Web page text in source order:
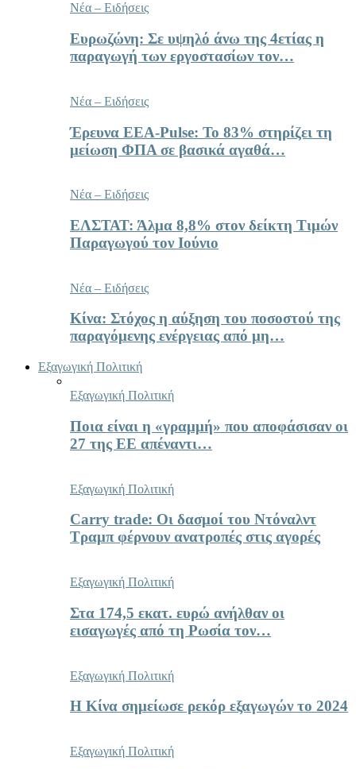
Νέα – Ειδήσεις
Ευρωζώνη: Σε υψηλό άνω της 4ετίας η
παραγωγή των εργοστασίων τον…
Νέα – Ειδήσεις
Έρευνα ΕΕΑ-Pulse: Το 83% στηρίζει τη
μείωση ΦΠΑ σε βασικά αγαθά…
Νέα – Ειδήσεις
ΕΛΣΤΑΤ: Άλμα 8,8% στον δείκτη Τιμών
Παραγωγού τον Ιούνιο
Νέα – Ειδήσεις
Κίνα: Στόχος η αύξηση του ποσοστού της
παραγόμενης ενέργειας από μη…
Εξαγωγική Πολιτική
Εξαγωγική Πολιτική
Ποια είναι η «γραμμή» που αποφάσισαν οι
27 της ΕΕ απέναντι…
Εξαγωγική Πολιτική
Carry trade: Οι δασμοί του Ντόναλντ
Τραμπ φέρνουν ανατροπές στις αγορές
Εξαγωγική Πολιτική
Στα 174,5 εκατ. ευρώ ανήλθαν οι
εισαγωγές από τη Ρωσία τον…
Εξαγωγική Πολιτική
Η Κίνα σημείωσε ρεκόρ εξαγωγών το 2024
Εξαγωγική Πολιτική